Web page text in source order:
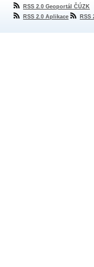
RSS 2.0 Geoportál ČÚZK
RSS 2.0 Aplikace
RSS